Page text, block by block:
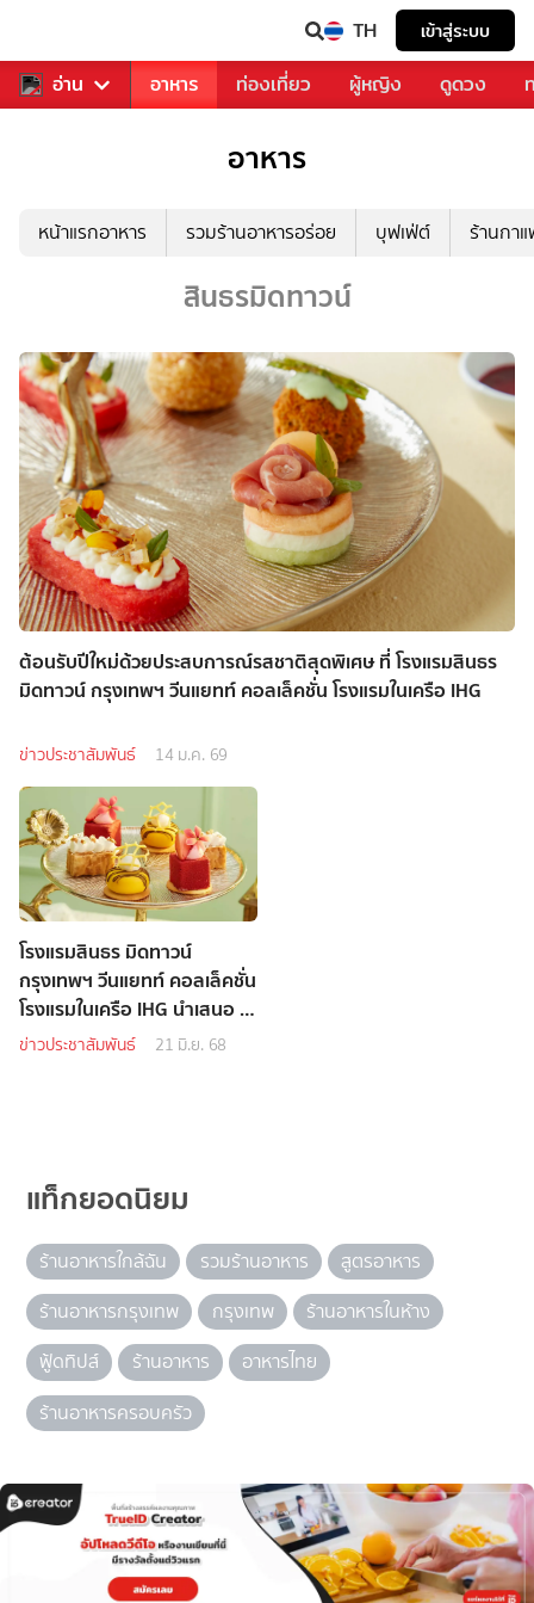
TH เข้าสู่ระบบ
อ่าน
รวงการเพลง อาหาร ท่องเที่ยว ผู้หญิง ดูดวง
อาหาร
หน้าแรกอาหาร รวมร้านอาหารอร่อย บุฟเฟ่ต์ ร้านกา
สินธรมิดทาวน์
ต้อนรับปีใหม่ด้วยประสบการณ์รสชาติสุดพิเศษ ที่ โรงแรมสินธร
มิดทาวน์ กรุงเทพฯ วีนแยทท์ คอลเล็คชั่น โรงแรมในเครือ IHG
ข่าวประชาสัมพันธ์ 14 ม.ค. 69
โรงแรมสินธร มิดทาวน์
กรุงเทพฯ วีนแยทท์ คอลเล็คชั่น
โรงแรมในเครือ IHG นำเสนอ 3
โปรโมชั่น
ข่าวประชาสัมพันธ์ 21 มิ.ย. 68
แท็กยอดนิยม
ร้านอาหารใกล้ฉัน รวมร้านอาหาร
สูตรอาหาร
ร้านอาหารกรุงเทพ
กรุงเทพ
ร้านอาหารในห้าง
ฟู้ดทิปส์
ร้านอาหาร
อาหารไทย
ร้านอาหารครอบครัว